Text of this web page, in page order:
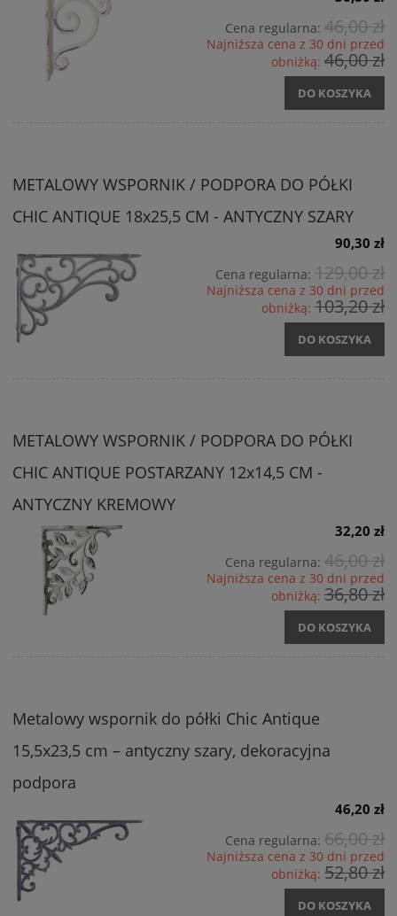
Cena regularna: 46,00 zł
Najniższa cena z 30 dni przed
obniżką: 46,00 zł
DO KOSZYKA
METALOWY WSPORNIK / PODPORA DO PÓŁKI
CHIC ANTIQUE 18x25,5 CM - ANTYCZNY SZARY
90,30 zł
Cena regularna: 129,00 zł
Najniższa cena z 30 dni przed
obniżką: 103,20 zł
DO KOSZYKA
METALOWY WSPORNIK / PODPORA DO PÓŁKI
CHIC ANTIQUE POSTARZANY 12x14,5 CM -
ANTYCZNY KREMOWY
32,20 zł
Cena regularna: 46,00 zł
Najniższa cena z 30 dni przed
obniżką: 36,80 zł
DO KOSZYKA
Metalowy wspornik do półki Chic Antique
15,5x23,5 cm – antyczny szary, dekoracyjna
podpora
46,20 zł
Cena regularna: 66,00 zł
Najniższa cena z 30 dni przed
obniżką: 52,80 zł
DO KOSZYKA